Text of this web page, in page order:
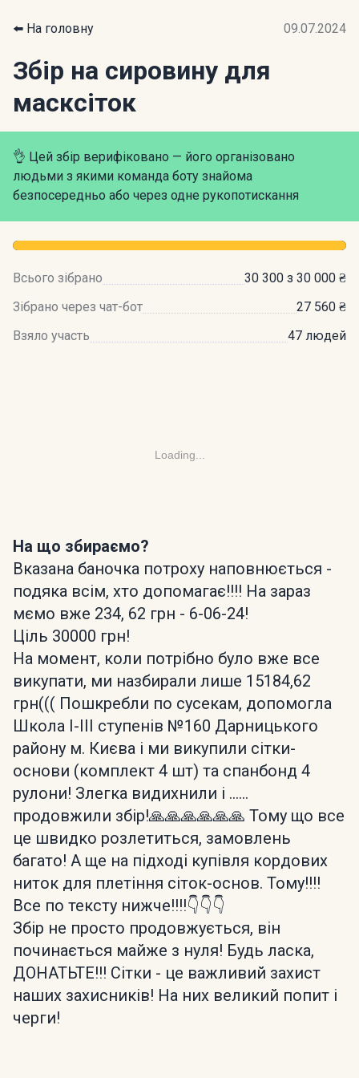
⬅️ На головну 09.07.2024
Збір на сировину для
масксіток
👌 Цей збір верифіковано — його організовано
людьми з якими команда боту знайома
безпосередньо або через одне рукопотискання
Всього зібрано
30 300 з 30 000 ₴
Зібрано через чат-бот
27 560 ₴
Взяло участь
47 людей
Loading...
На що збираємо?
Вказана баночка потроху наповнюється -
подяка всім, хто допомагає!!!! На зараз
мємо вже 234, 62 грн - 6-06-24!
Ціль 30000 грн!
На момент, коли потрібно було вже все
викупати, ми назбирали лише 15184,62
грн((( Пошкребли по сусекам, допомогла
Школа І-ІІІ ступенів №160 Дарницького
району м. Києва і ми викупили сітки-
основи (комплект 4 шт) та спанбонд 4
рулони! Злегка видихнили і ......
продовжили збір!🙏🙏🙏🙏🙏🙏 Тому що все
це швидко розлетиться, замовлень
багато! А ще на підході купівля кордових
ниток для плетіння сіток-основ. Тому!!!!
Все по тексту нижче!!!!👇👇👇
Збір не просто продовжується, він
починається майже з нуля! Будь ласка,
ДОНАТЬТЕ!!! Сітки - це важливий захист
наших захисників! На них великий попит і
черги!